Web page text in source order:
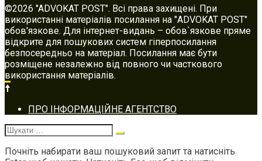
©2026 "ADVOKAT POST". Всі права захищені. При
використанні матеріалів посилання на "ADVOKAT POST"
обов'язкове. Для інтернет-видань – обов`язкове пряме
відкрите для пошукових систем гіперпосилання
безпосередньо на матеріал. Посилання має бути
розміщене незалежно від повного чи часткового
використання матеріалів.
Footer
navigation
ПРО ІНФОРМАЦІЙНЕ АГЕНТСТВО
Шукати:
Почніть набирати ваш пошуковий запит та натисніть